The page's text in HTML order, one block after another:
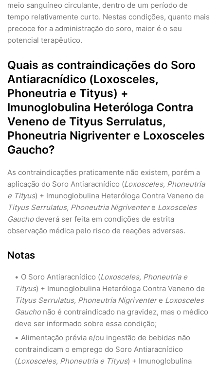
meio sanguíneo circulante, dentro de um período de
tempo relativamente curto. Nestas condições, quanto mais
precoce for a administração do soro, maior é o seu
potencial terapêutico.
Quais as contraindicações do Soro
Antiaracnídico (Loxosceles,
Phoneutria e Tityus) +
Imunoglobulina Heteróloga Contra
Veneno de Tityus Serrulatus,
Phoneutria Nigriventer e Loxosceles
Gaucho?
As contraindicações praticamente não existem, porém a
aplicação do Soro Antiaracnídico (Loxosceles, Phoneutria
e Tityus) + Imunoglobulina Heteróloga Contra Veneno de
Tityus Serrulatus, Phoneutria Nigriventere Loxosceles
Gauchodeverá ser feita em condições de estrita
observação médica pelo risco de reações adversas.
Notas
O Soro Antiaracnídico (Loxosceles, Phoneutria e
Tityus) + Imunoglobulina Heteróloga Contra Veneno de
Tityus Serrulatus, Phoneutria Nigriventere Loxosceles
Gauchonão é contraindicado na gravidez, mas o médico
deve ser informado sobre essa condição;
Alimentação prévia e/ou ingestão de bebidas não
contraindicam o emprego do Soro Antiaracnídico
(Loxosceles, Phoneutria e Tityus) + Imunoglobulina